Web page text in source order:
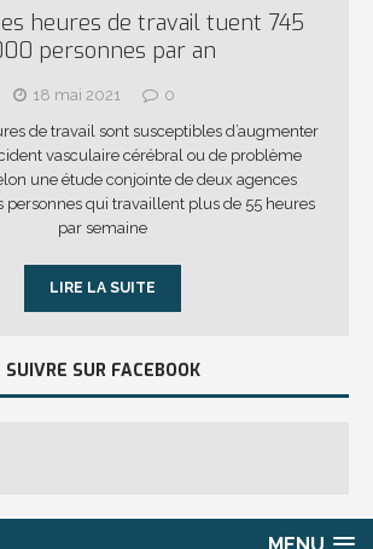
heures de travail tuent 745
personnes par an
18 mai 2021
0
de travail sont susceptibles d’augmenter
vasculaire cérébral ou de problème
une étude conjointe de deux agences
personnes qui travaillent plus de 55 heures
par semaine
LIRE LA SUITE
SUIVRE SUR FACEBOOK